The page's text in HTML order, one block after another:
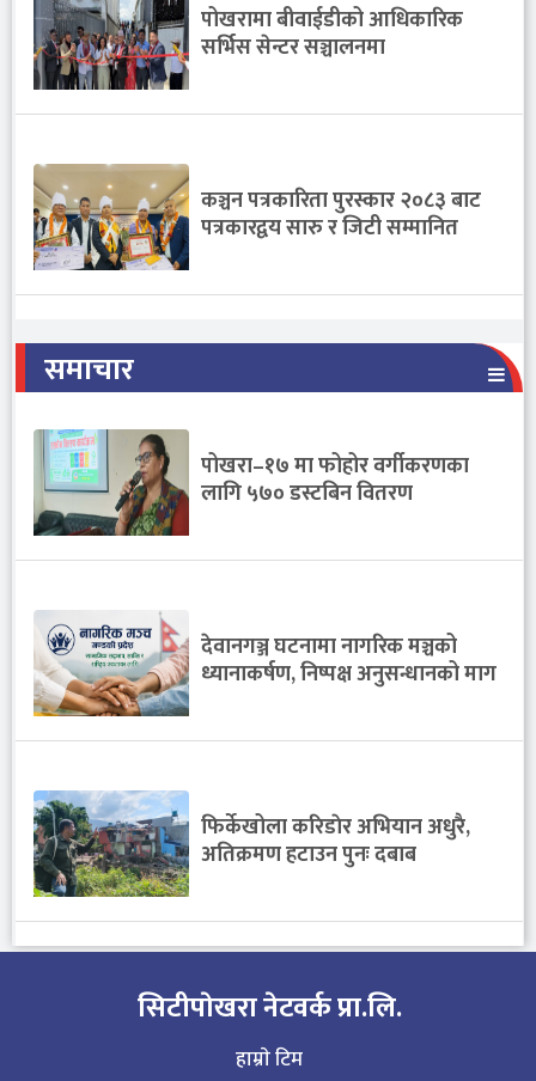
पोखरामा बीवाईडीको आधिकारिक
सर्भिस सेन्टर सञ्चालनमा
कञ्चन पत्रकारिता पुरस्कार २०८३ बाट
पत्रकारद्वय सारु र जिटी सम्मानित
समाचार
पोखरा–१७ मा फोहोर वर्गीकरणका
लागि ५७० डस्टबिन वितरण
देवानगञ्ज घटनामा नागरिक मञ्चको
ध्यानाकर्षण, निष्पक्ष अनुसन्धानको माग
फिर्केखोला करिडाेर अभियान अधुरै,
अतिक्रमण हटाउन पुनः दबाब
सिटीपाेखरा नेटवर्क प्रा.लि.
हाम्राे टिम